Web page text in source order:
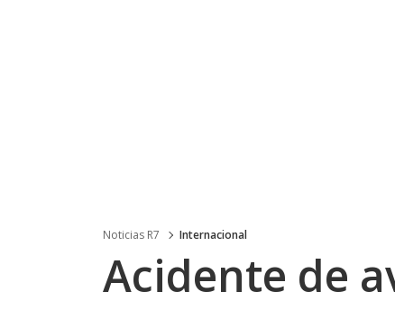
Noticias R7 Internacional
Acidente de